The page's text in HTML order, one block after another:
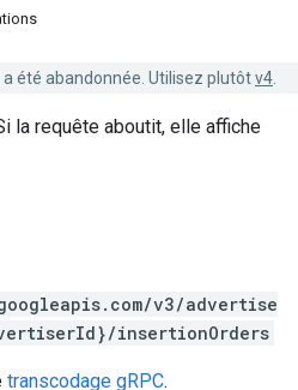
a été abandonnée. Utilisez plutôtv4
la requête aboutit, elle affiche
v3/advertise
insertionOrders
transcodage gRPC.